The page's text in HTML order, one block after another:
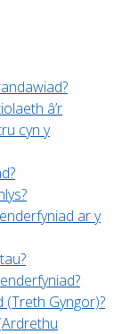
â’r
cyn y
ar y
(Treth Gyngor)?